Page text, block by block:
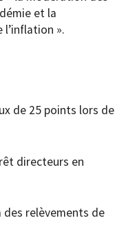
et la
».
de 25 points lors de
directeurs en
des relèvements de